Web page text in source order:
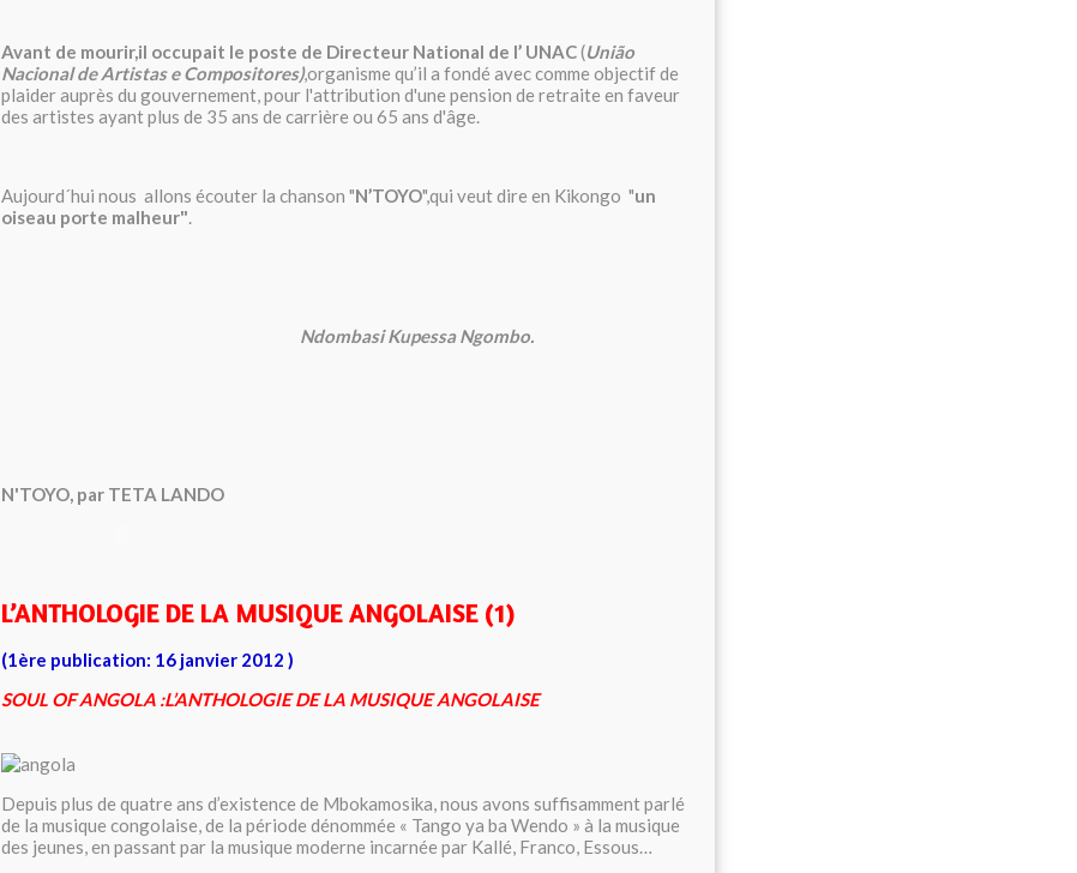
Avant de mourir,il occupait le poste de Directeur National de l’ UNAC(União
Nacional de Artistas e Compositores),organisme qu’il a fondé avec comme objectif de
plaider auprès du gouvernement, pour l'attribution d'une pension de retraite en faveur
des artistes ayant plus de 35 ans de carrière ou 65 ans d'âge.
Aujourd´hui nous allons écouter la chanson "N’TOYO",qui veut dire en Kikongo "un
oiseau porte malheur".
Ndombasi Kupessa Ngombo.
N'TOYO, par TETA LANDO
L’ANTHOLOGIE DE LA MUSIQUE ANGOLAISE (1)
(1ère publication: 16 janvier 2012 )
SOUL OF ANGOLA :L’ANTHOLOGIE DE LA MUSIQUE ANGOLAISE
Depuis plus de quatre ans d’existence de Mbokamosika, nous avons suffisamment parlé
de la musique congolaise, de la période dénommée « Tango ya ba Wendo » à la musique
des jeunes, en passant par la musique moderne incarnée par Kallé, Franco, Essous…